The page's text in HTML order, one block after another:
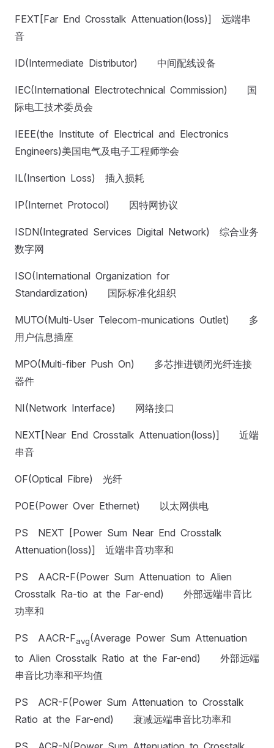
FEXT[Far End Crosstalk Attenuation(loss)] 远端串
音
ID(Intermediate Distributor) 中间配线设备
IEC(International Electrotechnical Commission) 国
际电工技术委员会
IEEE(the Institute of Electrical and Electronics
Engineers)美国电气及电子工程师学会
IL(Insertion Loss) 插入损耗
IP(Internet Protocol) 因特网协议
ISDN(Integrated Services Digital Network) 综合业务
数字网
ISO(International Organization for
Standardization) 国际标准化组织
MUTO(Multi-User Telecom-munications Outlet) 多
用户信息插座
MPO(Multi-fiber Push On) 多芯推进锁闭光纤连接
器件
NI(Network Interface) 网络接口
NEXT[Near End Crosstalk Attenuation(loss)] 近端
串音
OF(Optical Fibre) 光纤
POE(Power Over Ethernet) 以太网供电
PS NEXT [Power Sum Near End Crosstalk
Attenuation(loss)] 近端串音功率和
PS AACR-F(Power Sum Attenuation to Alien
Crosstalk Ra-tio at the Far-end) 外部远端串音比
功率和
PS AACR-Favg(Average Power Sum Attenuation
to Alien Crosstalk Ratio at the Far-end) 外部远端
串音比功率和平均值
PS ACR-F(Power Sum Attenuation to Crosstalk
Ratio at the Far-end) 衰减远端串音比功率和